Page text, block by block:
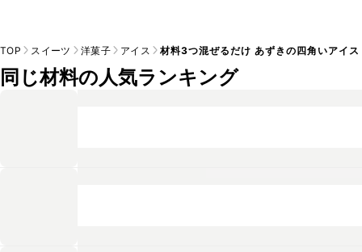
TOP スイーツ 洋菓子 アイス 材料3つ混ぜるだけ あずきの四角いアイス
同じ材料の人気ランキング